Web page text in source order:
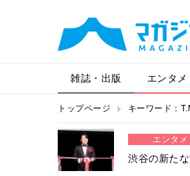
雑誌・出版 エンタメ
トップページ キーワード：
エンタメ
渋谷の新た